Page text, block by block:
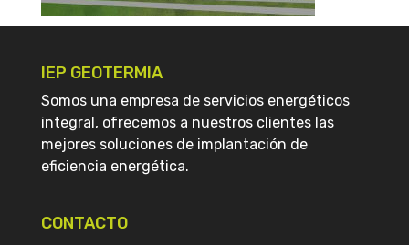
IEP GEOTERMIA
Somos una empresa de servicios energéticos
integral, ofrecemos a nuestros clientes las
mejores soluciones de implantación de
eficiencia energética.
CONTACTO